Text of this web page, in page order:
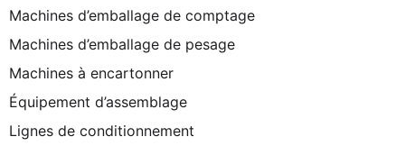
Machines d’emballage de comptage
Machines d’emballage de pesage
Machines à encartonner
Équipement d’assemblage
Lignes de conditionnement